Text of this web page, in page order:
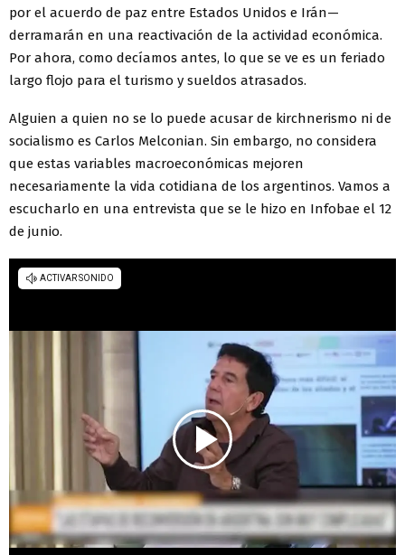
por el acuerdo de paz entre Estados Unidos e Irán—
derramarán en una reactivación de la actividad económica.
Por ahora, como decíamos antes, lo que se ve es un feriado
largo flojo para el turismo y sueldos atrasados.
Alguien a quien no se lo puede acusar de kirchnerismo ni de
socialismo es Carlos Melconian. Sin embargo, no considera
que estas variables macroeconómicas mejoren
necesariamente la vida cotidiana de los argentinos. Vamos a
escucharlo en una entrevista que se le hizo en Infobae el 12
de junio.